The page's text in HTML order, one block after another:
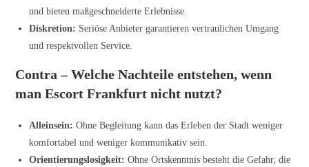
und bieten maßgeschneiderte Erlebnisse.
Diskretion: Seriöse Anbieter garantieren vertraulichen Umgang
und respektvollen Service.
Contra – Welche Nachteile entstehen, wenn
man Escort Frankfurt nicht nutzt?
Alleinsein: Ohne Begleitung kann das Erleben der Stadt weniger
komfortabel und weniger kommunikativ sein.
Orientierungslosigkeit: Ohne Ortskenntnis besteht die Gefahr, die